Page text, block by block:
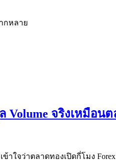
กหลาย
Volume จริงเหมือน
ข้าใจว่าตลาดทองเปิดกี่โมง